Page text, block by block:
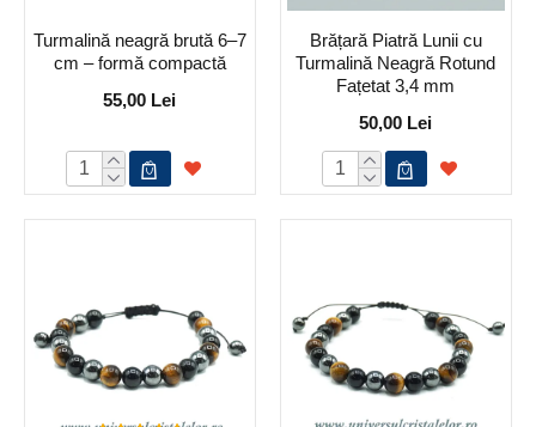
Turmalină neagră brută 6–7
cm – formă compactă
55,00 Lei
Brățară Piatră Lunii cu
Turmalină Neagră Rotund
Fațetat 3,4 mm
50,00 Lei